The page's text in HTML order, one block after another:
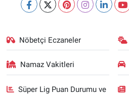
Nöbetçi Eczaneler
Namaz Vakitleri
Süper Lig Puan Durumu ve